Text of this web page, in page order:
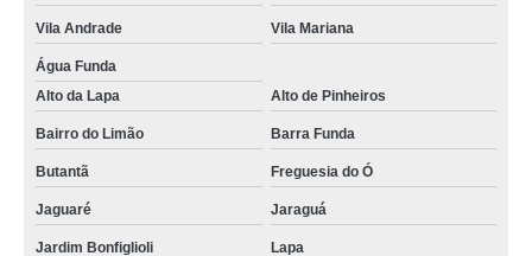
Vila Andrade Vila Mariana
Água Funda
Alto da Lapa
Alto de Pinheiros
Bairro do Limão Barra Funda
Butantã Freguesia do Ó
Jaguaré Jaraguá
Jardim Bonfiglioli Lapa